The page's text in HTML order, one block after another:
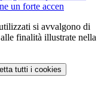
un forte accen
si avvalgono di
finalità illustrate nella
tutti i cookies